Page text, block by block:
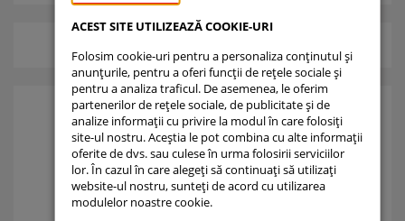
ACEST SITE UTILIZEAZĂ COOKIE-URI
Folosim cookie-uri pentru a personaliza conținutul și
anunțurile, pentru a oferi funcții de rețele sociale și
pentru a analiza traficul. De asemenea, le oferim
partenerilor de rețele sociale, de publicitate și de
analize informații cu privire la modul în care folosiți
site-ul nostru. Aceștia le pot combina cu alte informații
oferite de dvs. sau culese în urma folosirii serviciilor
lor. În cazul în care alegeți să continuați să utilizați
website-ul nostru, sunteți de acord cu utilizarea
modulelor noastre cookie.